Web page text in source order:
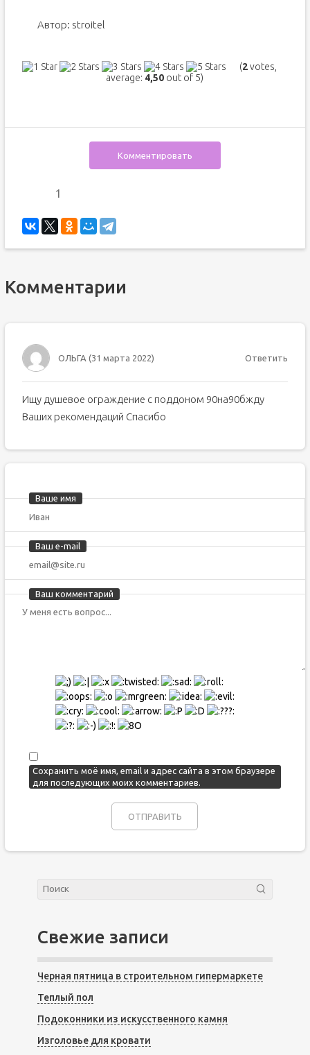
Автор: stroitel
(2votes,
average: 4,50 out of 5)
Комментировать
1
Комментарии
ОЛЬГА (31 марта 2022) Ответить
Ищу душевое ограждение с поддоном 90на90бжду
Ваших рекомендаций Спасибо
Ваше имя
Ваш e-mail
Ваш комментарий
Сохранить моё имя, email и адрес сайта в этом браузере
для последующих моих комментариев.
Свежие записи
Черная пятница в строительном гипермаркете
Теплый пол
Подоконники из искусственного камня
Изголовье для кровати